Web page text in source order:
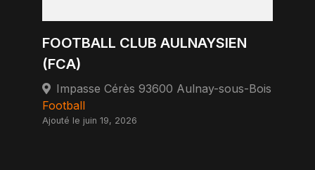
FOOTBALL CLUB AULNAYSIEN
(FCA)
Impasse Cérès 93600 Aulnay-sous-Bois
Football
Ajouté le juin 19, 2026